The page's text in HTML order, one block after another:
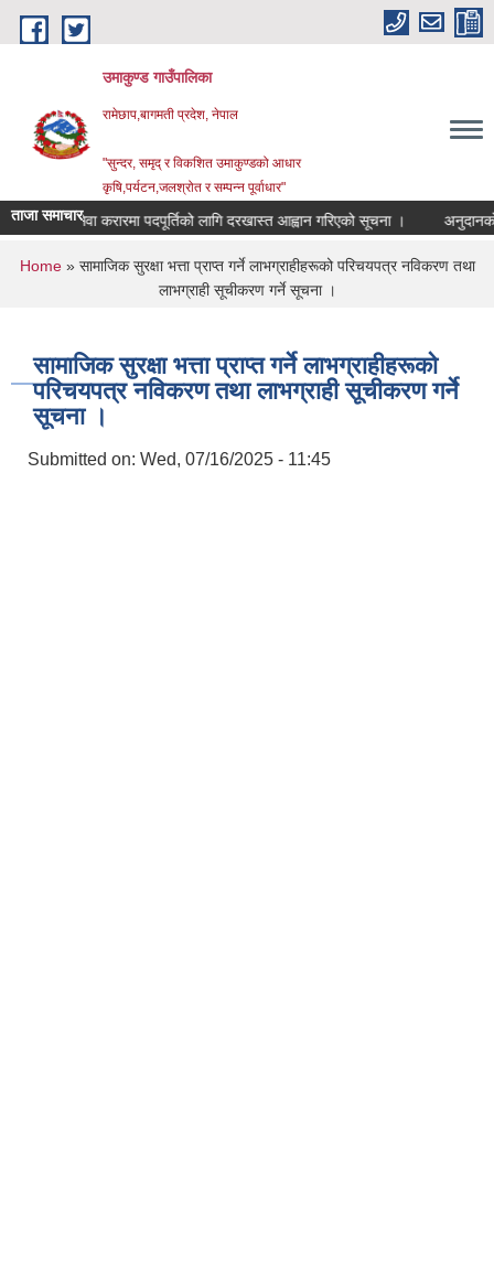
Skip to main content
उमाकुण्ड गाउँपालिका
रामेछाप,बागमती प्रदेश, नेपाल
"सुन्दर, समृद् र विकशित उमाकुण्डको आधार
कृषि,पर्यटन,जलश्रोत र सम्पन्न पूर्वाधार"
ताजा समाचार
सेवा करारमा पदपूर्तिको लागि दरखास्त आह्वान गरिएको सूचना । अनुदानको
You are here
Home» सामाजिक सुरक्षा भत्ता प्राप्त गर्ने लाभग्राहीहरूको परिचयपत्र नविकरण तथा
लाभग्राही सूचीकरण गर्ने सूचना ।
सामाजिक सुरक्षा भत्ता प्राप्त गर्ने लाभग्राहीहरूको
परिचयपत्र नविकरण तथा लाभग्राही सूचीकरण गर्ने
सूचना ।
Submitted on: Wed, 07/16/2025 - 11:45